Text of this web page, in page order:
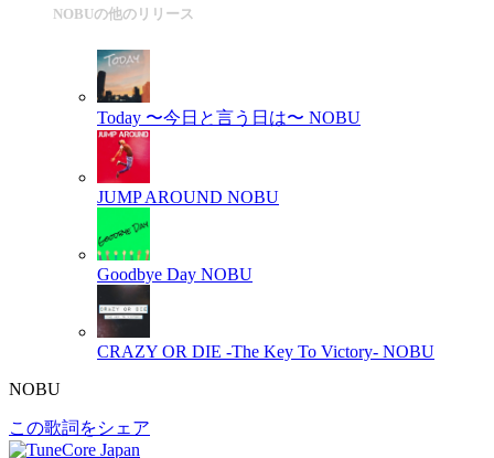
NOBUの他のリリース
Today 〜今日と言う日は〜 NOBU
JUMP AROUND NOBU
Goodbye Day NOBU
CRAZY OR DIE -The Key To Victory- NOBU
NOBU
この歌詞をシェア